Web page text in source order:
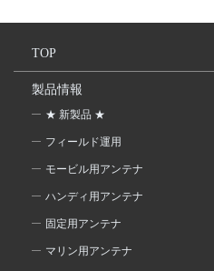
TOP
製品情報
★ 新製品 ★
フィールド運用
モービル用アンテナ
ハンディ用アンテナ
固定用アンテナ
マリン用アンテナ